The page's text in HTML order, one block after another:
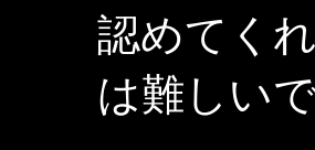
認めてく
は難しい